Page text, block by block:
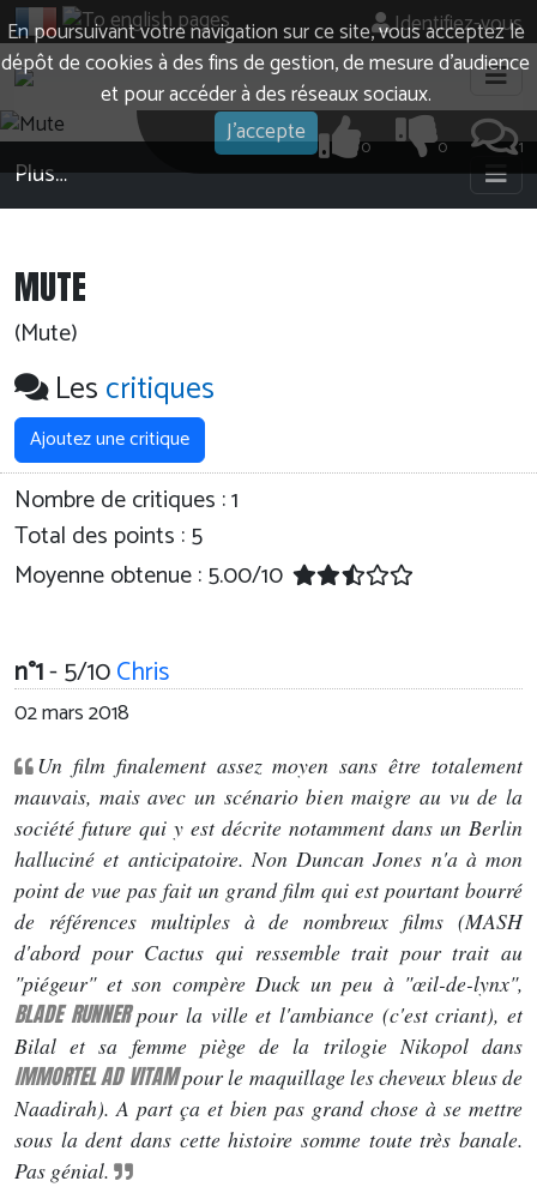
En poursuivant votre navigation sur ce site, vous acceptez le
dépôt de cookies à des fins de gestion, de mesure d’audience
et pour accéder à des réseaux sociaux.
J'accepte
Identifiez-vous
1
0
0
Plus…
MUTE
(Mute)
Lescritiques
Ajoutez une critique
Nombre de critiques :1
Total des points : 5
Moyenne obtenue :5.00/10
n°1- 5/10Chris
02 mars 2018
Un film finalement assez moyen sans être totalement
mauvais, mais avec un scénario bien maigre au vu de la
société future qui y est décrite notamment dans un Berlin
halluciné et anticipatoire. Non Duncan Jones n'a à mon
point de vue pas fait un grand film qui est pourtant bourré
de références multiples à de nombreux films (MASH
d'abord pour Cactus qui ressemble trait pour trait au
"piégeur" et son compère Duck un peu à "œil-de-lynx",
BLADE RUNNERpour la ville et l'ambiance (c'est criant), et
Bilal et sa femme piège de la trilogie Nikopol dans
IMMORTEL AD VITAMpour le maquillage les cheveux bleus de
Naadirah). A part ça et bien pas grand chose à se mettre
sous la dent dans cette histoire somme toute très banale.
Pas génial.